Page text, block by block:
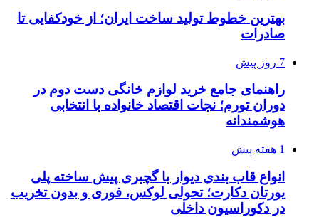
بهترین خطوط تولید ساخت ایران؛ از خودکفایی تا
صادرات
7 روز پیش
راهنمای جامع خرید لوازم خانگی دست دوم در
دوران تورم؛ نجات اقتصاد خانواده با انتخابی
هوشمندانه
1 هفته پیش
انواع قاب بندی دیوار با گچبری پیش ساخته پلی
یورتان دکارت؛ تحولی لوکس، فوری و بدون تخریب
در دکوراسیون داخلی